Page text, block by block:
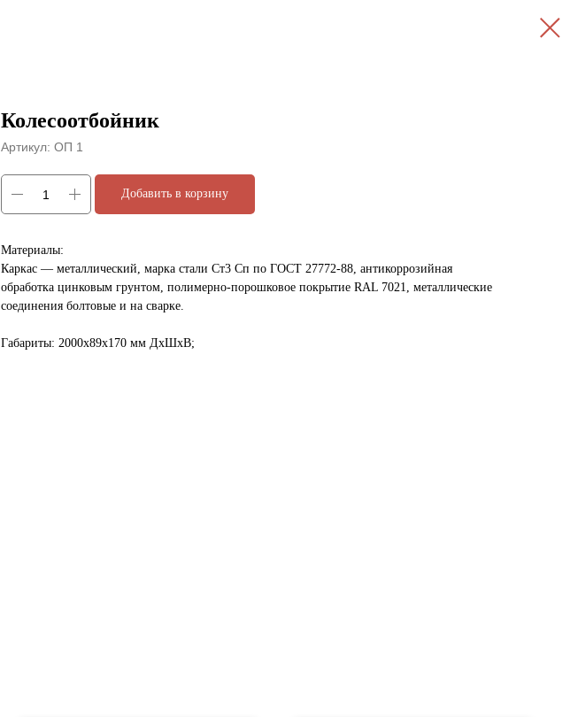
Колесоотбойник
Артикул: ОП 1
Добавить в корзину
Материалы:
Каркас — металлический, марка стали Ст3 Сп по ГОСТ 27772-88, антикоррозийная
обработка цинковым грунтом, полимерно-порошковое покрытие RAL 7021, металлические
соединения болтовые и на сварке.
Габариты: 2000х89х170 мм ДхШхВ;